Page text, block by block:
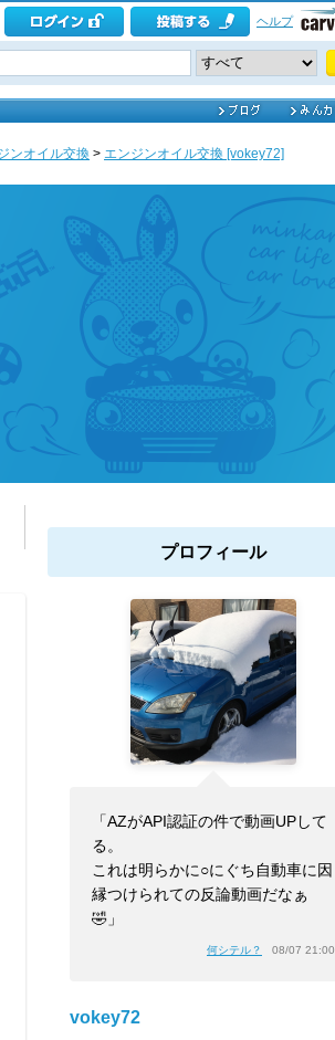
ヘルプ
ンオイル交換 > エンジンオイル交換 [vokey72]
プロフィール
「AZがAPI認証の件で動画UPして
る。
これは明らかに○にぐち自動車に因
縁つけられての反論動画だなぁ
🤣」
何シテル？ 08/07 21:00
vokey72